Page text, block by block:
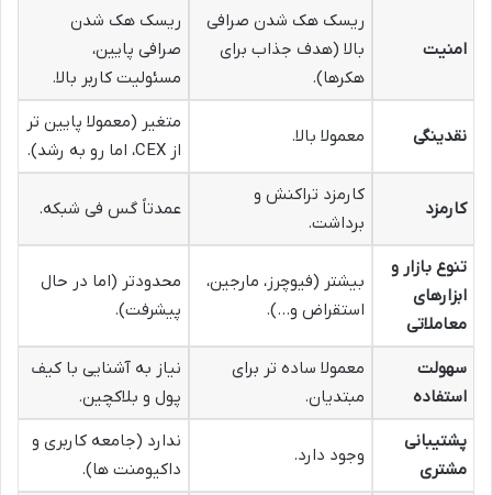
امنیت
ریسک هک شدن صرافی
بالا (هدف جذاب برای
هکرها).
ریسک هک شدن
صرافی پایین،
مسئولیت کاربر بالا.
نقدینگی معمولا بالا.
متغیر (معمولا پایین تر
از CEX، اما رو به رشد).
کارمزد
کارمزد تراکنش و
برداشت.
عمدتاً گس فی شبکه.
تنوع بازار و
ابزارهای
معاملاتی
بیشتر (فیوچرز، مارجین،
استقراض و…).
محدودتر (اما در حال
پیشرفت).
سهولت
استفاده
معمولا ساده تر برای
مبتدیان.
نیاز به آشنایی با کیف
پول و بلاکچین.
پشتیبانی
مشتری
وجود دارد.
ندارد (جامعه کاربری و
داکیومنت ها).